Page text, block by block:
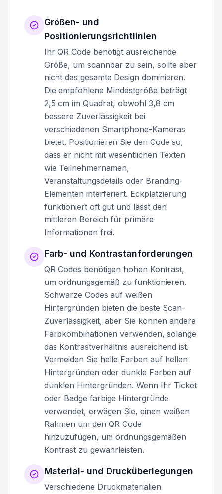
Größen- und
Positionierungsrichtlinien
Ihr QR Code benötigt ausreichende
Größe, um scannbar zu sein, sollte aber
nicht das gesamte Design dominieren.
Die empfohlene Mindestgröße beträgt
2,5 cm im Quadrat, obwohl 3,8 cm
bessere Zuverlässigkeit bei
verschiedenen Smartphone-Kameras
bietet. Positionieren Sie den Code so,
dass er nicht mit wesentlichen Texten
wie Teilnehmernamen,
Veranstaltungsdetails oder Branding-
Elementen interferiert. Eckplatzierung
funktioniert oft gut und lässt den
mittleren Bereich für primäre
Informationen frei.
Farb- und Kontrastanforderungen
QR Codes benötigen hohen Kontrast,
um ordnungsgemäß zu funktionieren.
Schwarze Codes auf weißen
Hintergründen bieten die beste Scan-
Zuverlässigkeit, aber Sie können andere
Farbkombinationen verwenden, solange
das Kontrastverhältnis ausreichend ist.
Vermeiden Sie helle Farben auf hellen
Hintergründen oder dunkle Farben auf
dunklen Hintergründen. Wenn Ihr Ticket
oder Badge farbige Hintergründe
verwendet, erwägen Sie, einen weißen
Rahmen um den QR Code
hinzuzufügen, um ordnungsgemäßen
Kontrast zu gewährleisten.
Material- und Drucküberlegungen
Verschiedene Druckmaterialien